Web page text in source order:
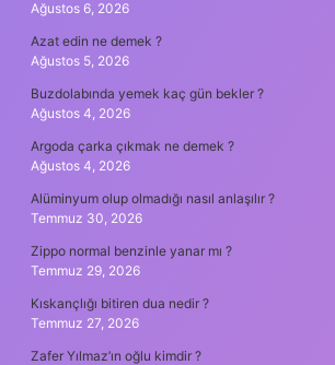
Ağustos 6, 2026
Azat edin ne demek ?
Ağustos 5, 2026
Buzdolabında yemek kaç gün bekler ?
Ağustos 4, 2026
Argoda çarka çıkmak ne demek ?
Ağustos 4, 2026
Alüminyum olup olmadığı nasıl anlaşılır ?
Temmuz 30, 2026
Zippo normal benzinle yanar mı ?
Temmuz 29, 2026
Kıskançlığı bitiren dua nedir ?
Temmuz 27, 2026
Zafer Yılmaz’ın oğlu kimdir ?